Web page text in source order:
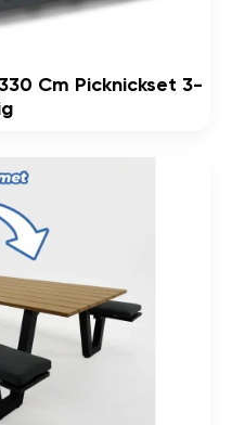
Cm Picknickset 3-